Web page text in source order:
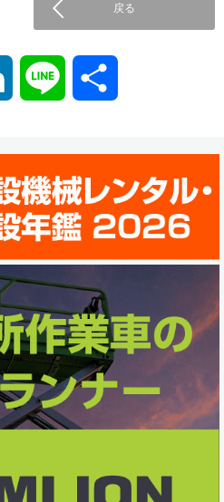
戻る
k
e
d
I
n
e